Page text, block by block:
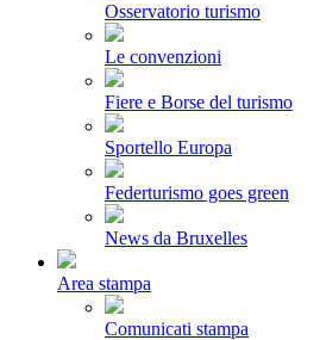
Osservatorio turismo
Le convenzioni
Fiere e Borse del turismo
Sportello Europa
Federturismo goes green
News da Bruxelles
Area stampa
Comunicati stampa